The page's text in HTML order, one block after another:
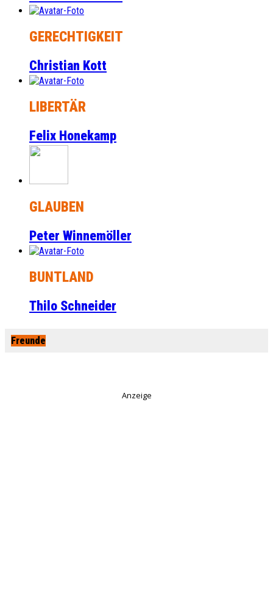
GERECHTIGKEIT
Christian Kott
LIBERTÄR
Felix Honekamp
GLAUBEN
Peter Winnemöller
BUNTLAND
Thilo Schneider
Freunde
Anzeige